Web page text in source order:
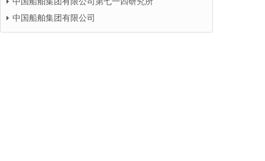
中国船舶集团有限公司